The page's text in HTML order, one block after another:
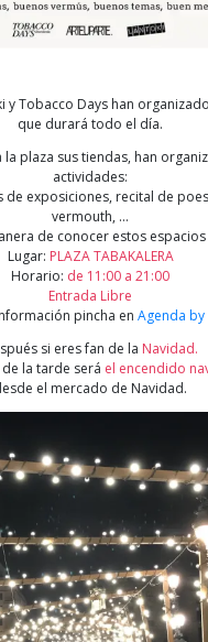
y Tobacco Days han
que durará todo el día.
la plaza sus tiendas, han
actividades:
de exposiciones, recital de
vermouth, …
de conocer estos
Lugar: PLAZA TABAKALERA
Horario: de 11:00 a 21:00
Entrada Libre
pincha en Agenda
si eres fan de la Navidad.
de la tarde será el encendido
el mercado de Navidad.